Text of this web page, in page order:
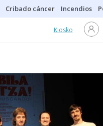
Cribado cáncer Incendios
Kiosko